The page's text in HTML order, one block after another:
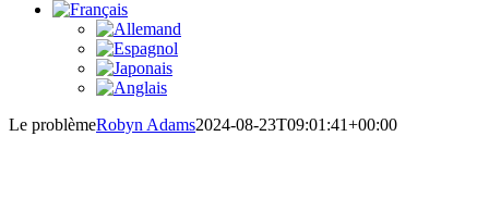
Le problèmeRobyn Adams2024-08-23T09:01:41+00:00